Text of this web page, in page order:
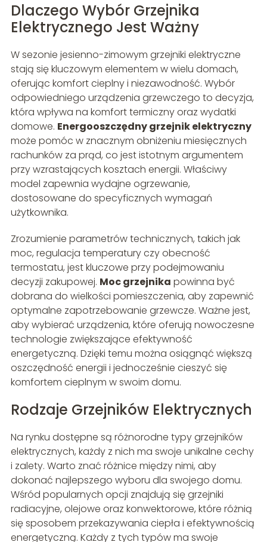
Dlaczego Wybór Grzejnika
Elektrycznego Jest Ważny
W sezonie jesienno-zimowym grzejniki elektryczne
stają się kluczowym elementem w wielu domach,
oferując komfort cieplny i niezawodność. Wybór
odpowiedniego urządzenia grzewczego to decyzja,
która wpływa na komfort termiczny oraz wydatki
domowe. Energooszczędny grzejnik elektryczny
może pomóc w znacznym obniżeniu miesięcznych
rachunków za prąd, co jest istotnym argumentem
przy wzrastających kosztach energii. Właściwy
model zapewnia wydajne ogrzewanie,
dostosowane do specyficznych wymagań
użytkownika.
Zrozumienie parametrów technicznych, takich jak
moc, regulacja temperatury czy obecność
termostatu, jest kluczowe przy podejmowaniu
decyzji zakupowej. Moc grzejnika powinna być
dobrana do wielkości pomieszczenia, aby zapewnić
optymalne zapotrzebowanie grzewcze. Ważne jest,
aby wybierać urządzenia, które oferują nowoczesne
technologie zwiększające efektywność
energetyczną. Dzięki temu można osiągnąć większą
oszczędność energii i jednocześnie cieszyć się
komfortem cieplnym w swoim domu.
Rodzaje Grzejników Elektrycznych
Na rynku dostępne są różnorodne typy grzejników
elektrycznych, każdy z nich ma swoje unikalne cechy
i zalety. Warto znać różnice między nimi, aby
dokonać najlepszego wyboru dla swojego domu.
Wśród popularnych opcji znajdują się grzejniki
radiacyjne, olejowe oraz konwektorowe, które różnią
się sposobem przekazywania ciepła i efektywnością
energetyczną. Każdy z tych typów ma swoje